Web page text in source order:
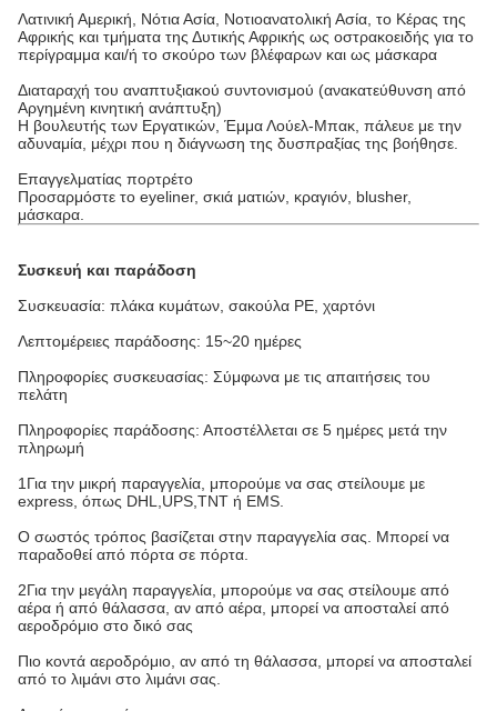
Λατινική Αμερική, Νότια Ασία, Νοτιοανατολική Ασία, το Κέρας της
Αφρικής και τμήματα της Δυτικής Αφρικής ως οστρακοειδής για το
περίγραμμα και/ή το σκούρο των βλέφαρων και ως μάσκαρα
Διαταραχή του αναπτυξιακού συντονισμού (ανακατεύθυνση από
Αργημένη κινητική ανάπτυξη)
Η βουλευτής των Εργατικών, Έμμα Λούελ-Μπακ, πάλευε με την
αδυναμία, μέχρι που η διάγνωση της δυσπραξίας της βοήθησε.
Επαγγελματίας πορτρέτο
Προσαρμόστε το eyeliner, σκιά ματιών, κραγιόν, blusher,
μάσκαρα.
Συσκευή και παράδοση
Συσκευασία: πλάκα κυμάτων, σακούλα PE, χαρτόνι
Λεπτομέρειες παράδοσης: 15~20 ημέρες
Πληροφορίες συσκευασίας: Σύμφωνα με τις απαιτήσεις του
πελάτη
Πληροφορίες παράδοσης: Αποστέλλεται σε 5 ημέρες μετά την
πληρωμή
1Για την μικρή παραγγελία, μπορούμε να σας στείλουμε με
express, όπως DHL,UPS,TNT ή EMS.
Ο σωστός τρόπος βασίζεται στην παραγγελία σας. Μπορεί να
παραδοθεί από πόρτα σε πόρτα.
2Για την μεγάλη παραγγελία, μπορούμε να σας στείλουμε από
αέρα ή από θάλασσα, αν από αέρα, μπορεί να αποσταλεί από
αεροδρόμιο στο δικό σας
Πιο κοντά αεροδρόμιο, αν από τη θάλασσα, μπορεί να αποσταλεί
από το λιμάνι στο λιμάνι σας.